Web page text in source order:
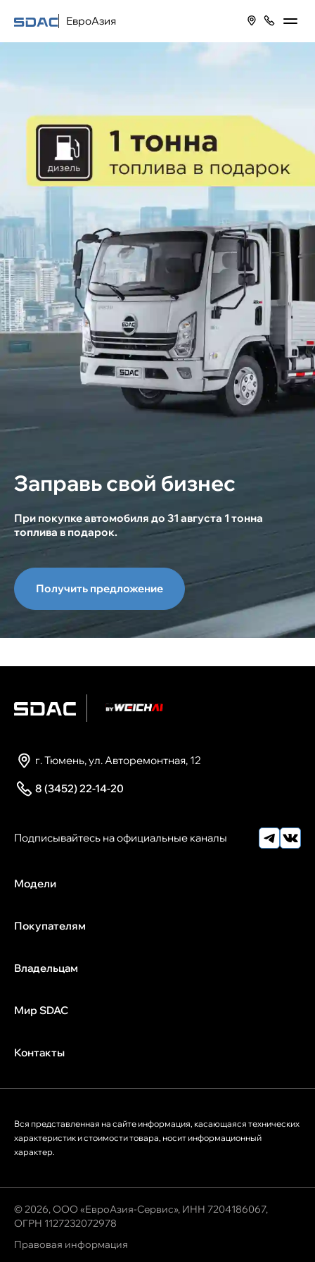
ЕвроАзия
Заправь свой бизнес
При покупке автомобиля до 31 августа 1 тонна
топлива в подарок.
Получить предложение
8 (3452) 22-14-20
г. Тюмень, ул. Авторемонтная, 12
Модели
Покупателям
Владельцам
Мир SDAC
Контакты
Вся представленная на сайте информация, касающаяся технических
характеристик и стоимости товара, носит информационный
характер.
© 2026, ООО «ЕвроАзия-Сервис», ИНН 7204186067,
ОГРН 1127232072978
Правовая информация